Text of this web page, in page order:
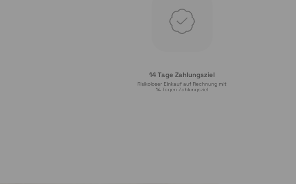
14 Tage Zahlungsziel
Risikoloser Einkauf auf Rechnung mit
14 Tagen Zahlungsziel